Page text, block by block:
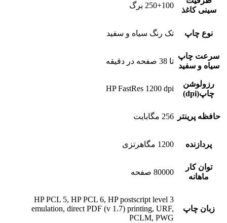
سینی کاغذ
250+100 برگ
نوع چاپ تک رنگ سیاه و سفید
سرعت چاپ
سیاه و سفید
تا 38 صفحه در دقیقه
رزولوشن
چاپ(dpi)
HP FastRes 1200 dpi
حافظه پرینتر 256 مگابایت
پردازنده 1200 مگاهرتزی
توان کار
ماهانه
80000 صفحه
زبان چاپ
HP PCL 5, HP PCL 6, HP postscript level 3
emulation, direct PDF (v 1.7) printing, URF,
PCLM, PWG